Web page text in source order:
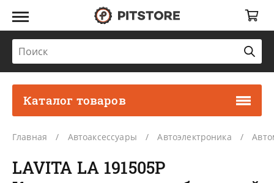
Каталог товаров
Главная Автоаксессуары Автоэлектроника
LAVITA LA 191505P